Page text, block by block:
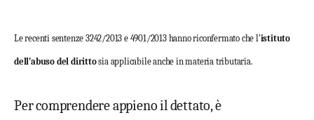
Le recenti sentenze 3242/2013 e 4901/2013 hanno riconfermato che l’istituto
dell’abuso del dirittosia applicabile anche in materia tributaria.
Per comprendere appieno il dettato, è